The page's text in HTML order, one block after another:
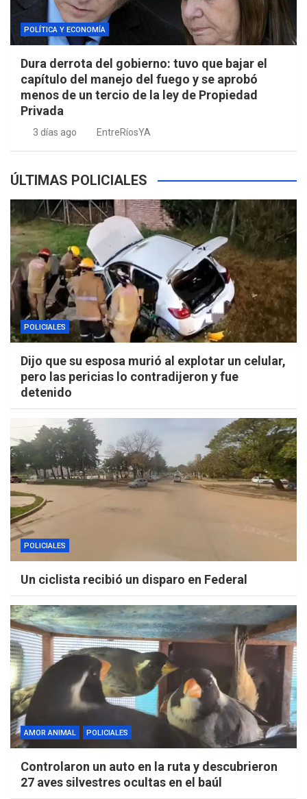
POLÍTICA Y ECONOMÍA
Dura derrota del gobierno: tuvo que bajar el
capítulo del manejo del fuego y se aprobó
menos de un tercio de la ley de Propiedad
Privada
3 días ago EntreRíosYA
ÚLTIMAS POLICIALES
POLICIALES
Dijo que su esposa murió al explotar un celular,
pero las pericias lo contradijeron y fue
detenido
POLICIALES
Un ciclista recibió un disparo en Federal
AMOR ANIMAL POLICIALES
Controlaron un auto en la ruta y descubrieron
27 aves silvestres ocultas en el baúl